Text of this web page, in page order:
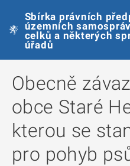
Sbírka právních
územních
celků a některých
úřadů
Obecně
obce Staré
kterou se
pro pohyb